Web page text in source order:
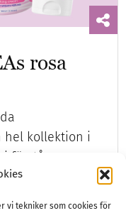
vi tekniker som cookies för
rosa
hel kollektion i
förstås